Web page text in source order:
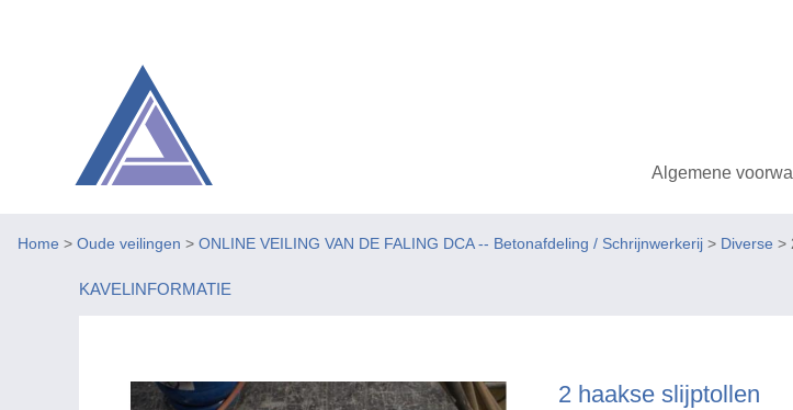
Algemene
Home > Oude veilingen > ONLINE VEILING VAN DE FALING DCA -- Betonafdeling / Schrijnwerkerij > Diverse >
KAVELINFORMATIE
2 haakse slijptollen